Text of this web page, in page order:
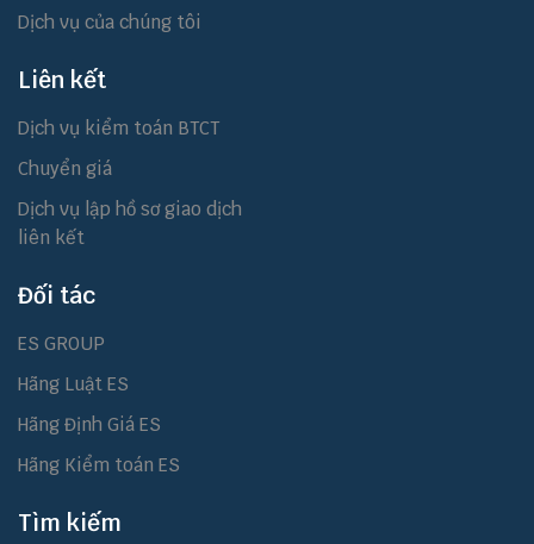
Dịch vụ của chúng tôi
Liên kết
Dịch vụ kiểm toán BTCT
Chuyển giá
Dịch vụ lập hồ sơ giao dịch
liên kết
Đối tác
ES GROUP
Hãng Luật ES
Hãng Định Giá ES
Hãng Kiểm toán ES
Tìm kiếm